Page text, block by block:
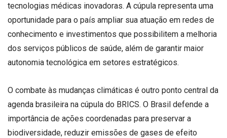
tecnologias médicas inovadoras. A cúpula representa uma
oportunidade para o país ampliar sua atuação em redes de
conhecimento e investimentos que possibilitem a melhoria
dos serviços públicos de saúde, além de garantir maior
autonomia tecnológica em setores estratégicos.
O combate às mudanças climáticas é outro ponto central da
agenda brasileira na cúpula do BRICS. O Brasil defende a
importância de ações coordenadas para preservar a
biodiversidade, reduzir emissões de gases de efeito